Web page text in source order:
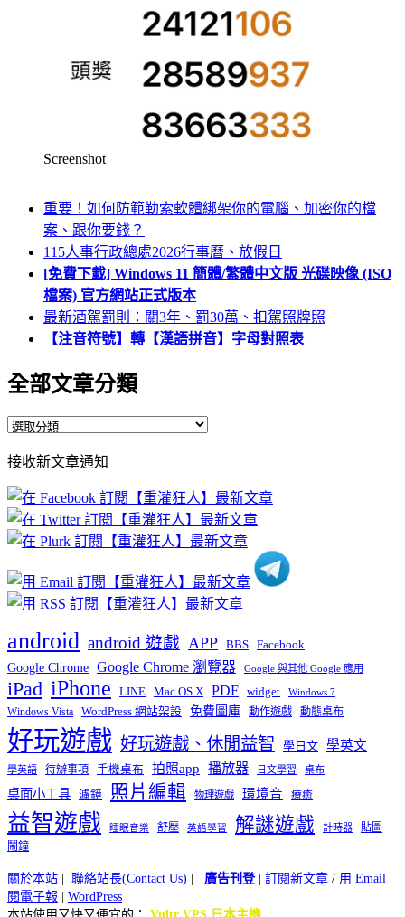
Screenshot
重要！如何防範勒索軟體綁架你的電腦、加密你的檔
案、跟你要錢？
115人事行政總處2026行事曆、放假日
[免費下載] Windows 11 簡體/繁體中文版 光碟映像 (ISO
檔案) 官方網站正式版本
最新酒駕罰則：關3年、罰30萬、扣駕照牌照
【注音符號】轉【漢語拼音】字母對照表
全部文章分類
全
文
章
分
類
接收新文章通知
android android 遊戲 APP BBS Facebook
Google Chrome Google Chrome 瀏覽器 Google 與其他 Google 應用
iPad iPhone LINE Mac OS X PDF widget Windows 7
Windows Vista WordPress 網站架設 免費圖庫 動作遊戲 動態桌布
好玩遊戲 好玩遊戲、休閒益智 學日文 學英文
學英語 待辦事項 手機桌布 拍照app 播放器 日文學習 桌布
桌面小工具 濾鏡 照片編輯 物理遊戲 環境音 療癒
益智遊戲 睡眠音樂 舒壓 英語學習 解謎遊戲 計時器
貼圖
鬧鐘
關於本站 聯絡站長(Contact Us) 廣告刊登| 訂閱新文章 / 用 Email
閱電子報
WordPress